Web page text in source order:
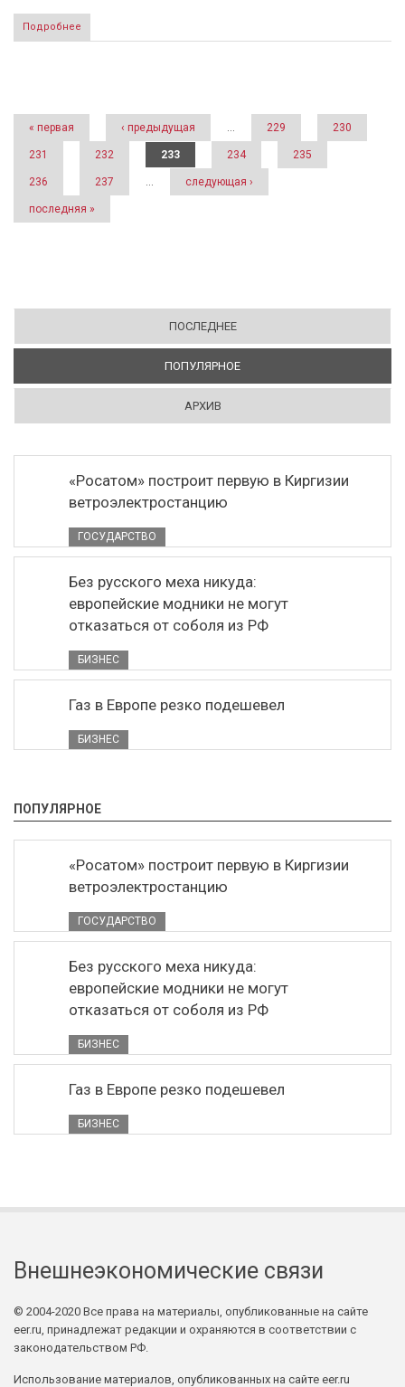
Подробнее
Страницы
« первая ‹ предыдущая … 229 230
231 232 233 234 235
236 237 … следующая ›
последняя »
ПОСЛЕДНЕЕ
ПОПУЛЯРНОЕ
АРХИВ
«Росатом» построит первую в Киргизии
ветроэлектростанцию
ГОСУДАРСТВО
Без русского меха никуда:
европейские модники не могут
отказаться от соболя из РФ
БИЗНЕС
Газ в Европе резко подешевел
БИЗНЕС
ПОПУЛЯРНОЕ
«Росатом» построит первую в Киргизии
ветроэлектростанцию
ГОСУДАРСТВО
Без русского меха никуда:
европейские модники не могут
отказаться от соболя из РФ
БИЗНЕС
Газ в Европе резко подешевел
БИЗНЕС
Внешнеэкономические связи
© 2004-2020 Все права на материалы, опубликованные на сайте
eer.ru, принадлежат редакции и охраняются в соответствии с
законодательством РФ.
Использование материалов, опубликованных на сайте eer.ru